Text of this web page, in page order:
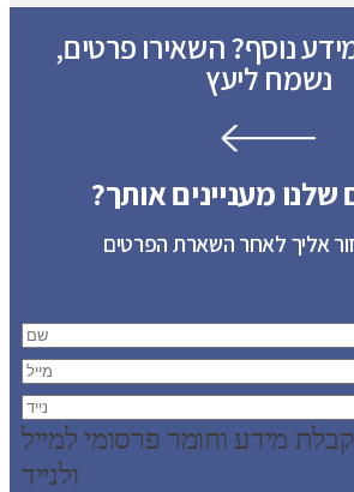
נוסף? השאירו פרטים,
נשמח ליעץ
שלנו מעניינים אותך?
אליך לאחר השארת הפרטים
מידע וחומר פרסומי למייל
ולנייד